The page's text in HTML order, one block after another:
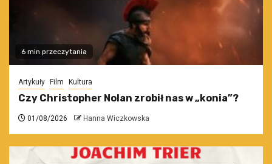
6 min przeczytania
Artykuły Film Kultura
Czy Christopher Nolan zrobił nas w „konia”?
01/08/2026 Hanna Wiczkowska